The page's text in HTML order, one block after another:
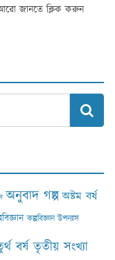
আরো জানতে ক্লিক করুন
অনুবাদ গল্প অষ্টম বর্ষ
কল্পবিজ্ঞান উপন্যাস
বর্ষ তৃতীয় সংখ্যা